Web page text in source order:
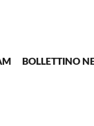
BOLLETTINO